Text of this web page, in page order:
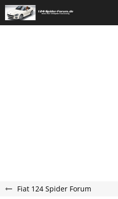
Fiat 124 Spider Forum